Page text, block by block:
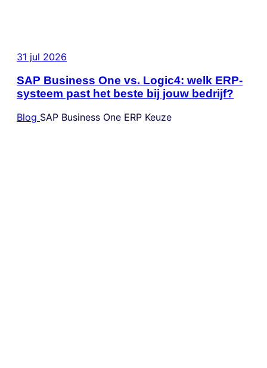
31 jul 2026
SAP Business One vs. Logic4: welk ERP-
systeem past het beste bij jouw bedrijf?
Blog SAP Business One ERP Keuze